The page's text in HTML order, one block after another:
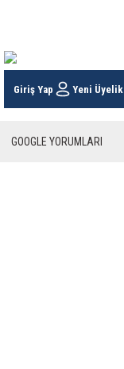
Giriş Yap Yeni Üyelik
GOOGLE YORUMLARI